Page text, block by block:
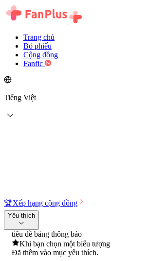
Trang chủ
Bỏ phiếu
Cộng đồng
Fanfic
Tiếng Việt
🏆Xếp hạng cộng đồng
Yêu thích
tiêu đề bảng thông báo
Khi bạn chọn một biểu tượng
Đã thêm vào mục yêu thích.